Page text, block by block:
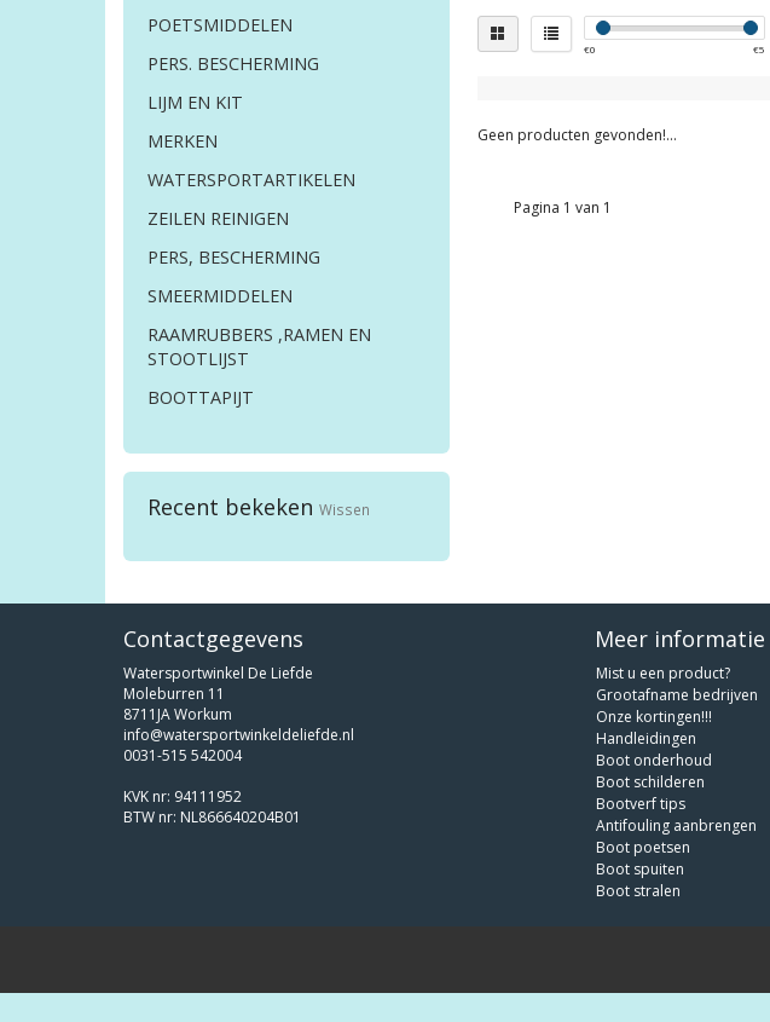
POETSMIDDELEN
PERS. BESCHERMING
LIJM EN KIT
MERKEN
WATERSPORTARTIKELEN
ZEILEN REINIGEN
PERS, BESCHERMING
SMEERMIDDELEN
RAAMRUBBERS ,RAMEN EN
STOOTLIJST
BOOTTAPIJT
Recent bekeken Wissen
€0 €5
Geen producten gevonden!...
Pagina 1 van 1
Contactgegevens
Watersportwinkel De Liefde
Moleburren 11
8711JA Workum
info@watersportwinkeldeliefde.nl
0031-515 542004
KVK nr: 94111952
BTW nr: NL866640204B01
Meer informatie
Mist u een product?
Grootafname bedrijven
Onze kortingen!!!
Handleidingen
Boot onderhoud
Boot schilderen
Bootverf tips
Antifouling aanbrengen
Boot poetsen
Boot spuiten
Boot stralen